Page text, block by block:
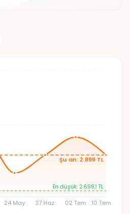
24 May 27 Haz 02 Tem 10 Tem
Şu an: 2.899 TL
En düşük: 2.699,1 TL